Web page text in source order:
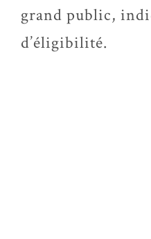
grand public,
d’éligibilité.